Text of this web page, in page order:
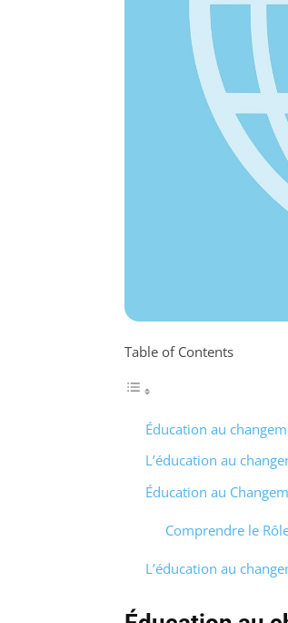
Table of Contents
Éducation au
L’éducation au
Éducation au
Comprendre le
L’éducation au